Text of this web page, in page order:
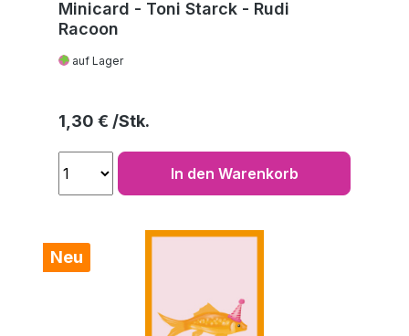
Minicard - Toni Starck - Rudi
Racoon
auf Lager
Regulärer Preis:
1,30 €
In den Warenkorb
Neu